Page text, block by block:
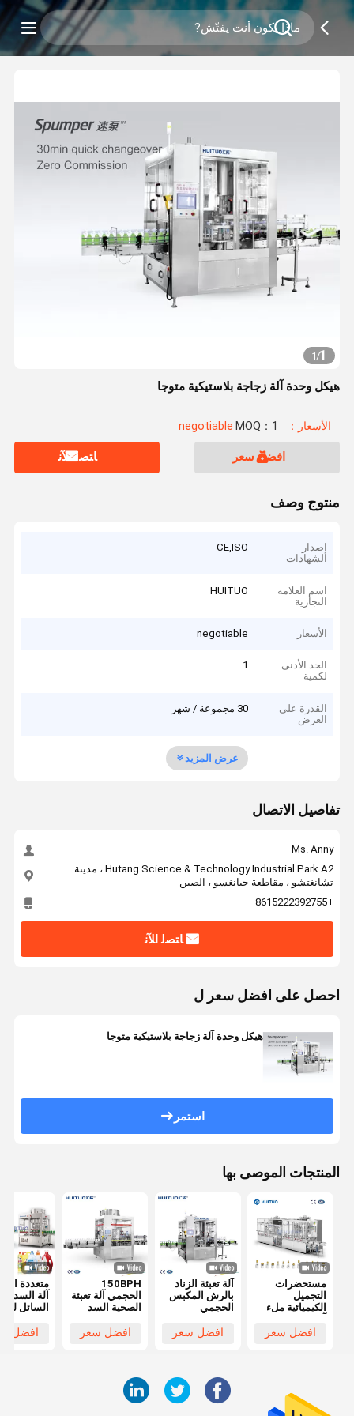
1
/
1
هيكل وحدة آلة زجاجة بلاستيكية متوجا
الأسعار：negotiable MOQ：1
افضل سعر ﺎﺘﺼﻟ ﺍﻶﻧ
منتوج وصف
إصدار
الشهادات
CE,ISO
اسم العلامة
التجارية
HUITUO
الأسعار negotiable
الحد الأدنى
لكمية
1
القدرة على
العرض
30 مجموعة / شهر
عرض المزيد
تفاصيل الاتصال
Ms. Anny
Hutang Science & Technology Industrial Park A2 ، مدينة
تشانغتشو ، مقاطعة جيانغسو ، الصين
+8615222392755
ﺎﺘﺼﻟ ﺍﻶﻧ
احصل على افضل سعر ل
هيكل وحدة آلة زجاجة بلاستيكية متوجا
استمر
المنتجات الموصى بها
مستحضرات
التجميل
الكيميائية ملء
الكيميائية اليومية
افضل سعر
آلة تعبئة الزناد
بالرش المكبس
الحجمي
افضل سعر
150BPH
الحجمي آلة تعبئة
الصحية السد
التجميل العناية
افضل سعر
متعددة
آلة السد
السائل
افضل